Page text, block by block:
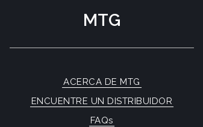
MTG
ACERCA DE MTG
ENCUENTRE UN DISTRIBUIDOR
FAQs